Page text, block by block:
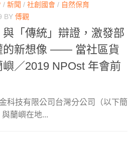
/ 新聞 / 社創國會 / 自然保育
BY 傅觀
與「傳統」辯證，激發部
的新想像 —— 當社區貨
嶼／2019 NPOst 年會前
科技有限公司台灣分公司（以下簡
蘭嶼在地...